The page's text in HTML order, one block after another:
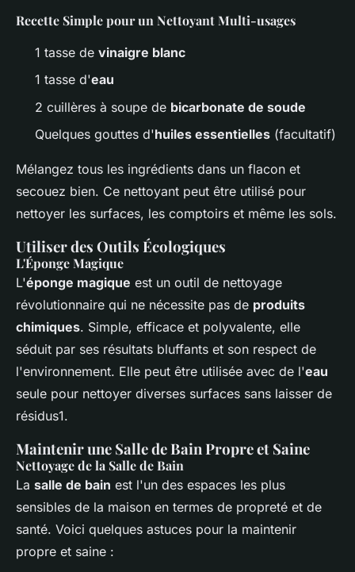
Recette Simple pour un Nettoyant Multi-usages
1 tasse de vinaigre blanc
1 tasse d'eau
2 cuillères à soupe de bicarbonate de soude
Quelques gouttes d'huiles essentielles (facultatif)
Mélangez tous les ingrédients dans un flacon et
secouez bien. Ce nettoyant peut être utilisé pour
nettoyer les surfaces, les comptoirs et même les sols.
Utiliser des Outils Écologiques
L'Éponge Magique
L'éponge magique est un outil de nettoyage
révolutionnaire qui ne nécessite pas de produits
chimiques. Simple, efficace et polyvalente, elle
séduit par ses résultats bluffants et son respect de
l'environnement. Elle peut être utilisée avec de l'eau
seule pour nettoyer diverses surfaces sans laisser de
résidus1.
Maintenir une Salle de Bain Propre et Saine
Nettoyage de la Salle de Bain
La salle de bain est l'un des espaces les plus
sensibles de la maison en termes de propreté et de
santé. Voici quelques astuces pour la maintenir
propre et saine :